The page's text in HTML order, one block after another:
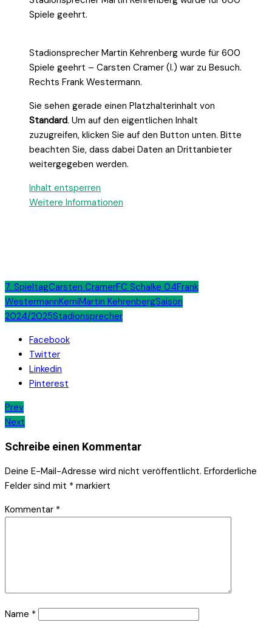
Spiele geehrt.
Stadionsprecher Martin Kehrenberg wurde für 600
Spiele geehrt – Carsten Cramer (l.) war zu Besuch.
Rechts Frank Westermann.
Sie sehen gerade einen Platzhalterinhalt von
Standard. Um auf den eigentlichen Inhalt
zuzugreifen, klicken Sie auf den Button unten. Bitte
beachten Sie, dass dabei Daten an Drittanbieter
weitergegeben werden.
Inhalt entsperren
Weitere Informationen
7. SpieltagCarsten CramerFC Schalke 04Frank
WestermannKerniMartin KehrenbergSaison
2024/2025Stadionsprecher
Facebook
Twitter
Linkedin
Pinterest
Beitrags-
Navigation
Prev
Next
Schreibe einen Kommentar
Deine E-Mail-Adresse wird nicht veröffentlicht. Erforderliche
Felder sind mit * markiert
Kommentar *
Name *